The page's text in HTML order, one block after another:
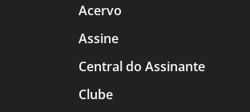
Acervo
Assine
Central do Assinante
Clube